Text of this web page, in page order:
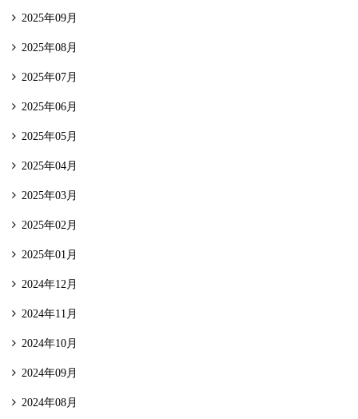
2025年09月
2025年08月
2025年07月
2025年06月
2025年05月
2025年04月
2025年03月
2025年02月
2025年01月
2024年12月
2024年11月
2024年10月
2024年09月
2024年08月